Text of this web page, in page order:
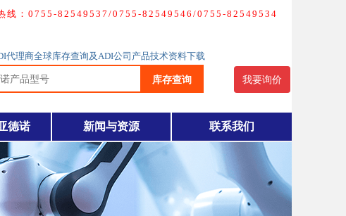
线：0755-82549537/0755-82549546/0755-82549534
代理商全球库存查询及ADI公司产品技术资料下载
库存查询 我要询价
德诺 新闻与资源 联系我们